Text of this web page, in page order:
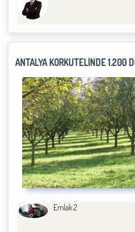
ANTALYA KORKUTELİNDE 1.200
Emlak 2